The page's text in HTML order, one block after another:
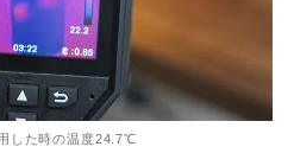
した時の温度24.7℃